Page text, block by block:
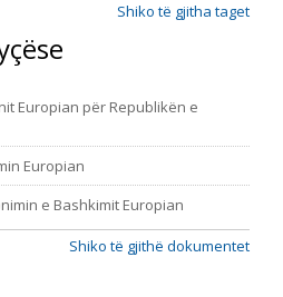
Shiko të gjitha taget
Europian për Republikën e
Europian
e Bashkimit Europian
Shiko të gjithë dokumentet